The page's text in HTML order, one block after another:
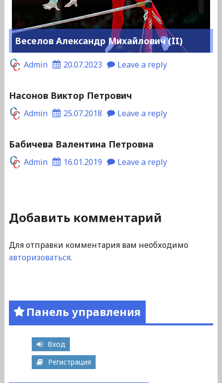
Веселов Александр Михайлович (II)
Admin 20.07.2023 Leave a reply
Насонов Виктор Петрович
Admin 25.07.2018 Leave a reply
Бабичева Валентина Петровна
Admin 16.01.2019 Leave a reply
Добавить комментарий
Для отправки комментария вам необходимо
авторизоваться.
Панель управления
Вход
Регистрация